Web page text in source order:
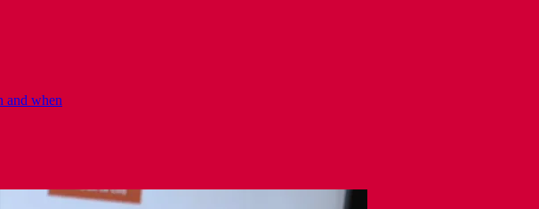
and when